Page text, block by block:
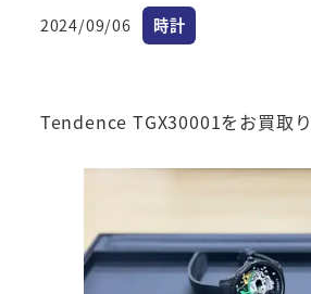
投稿日
2024/09/06 カテゴリー
時計
Tendence TGX30001をお買取り